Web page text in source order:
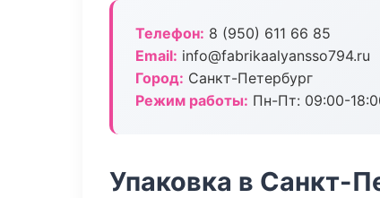
Телефон: 8 (950) 611 66 85
Email: info@fabrikaalyansso794.ru
Город: Санкт-Петербург
Режим работы: Пн-Пт: 09:00-
Упаковка в Санкт-